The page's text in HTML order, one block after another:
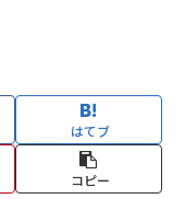
はてブ
コピー